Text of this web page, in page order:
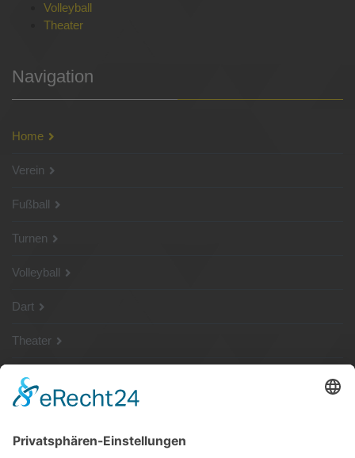
Volleyball
Theater
Navigation
Home
Verein
Fußball
Turnen
Volleyball
Dart
Theater
SG Shop
Sponsoren
Kontakt